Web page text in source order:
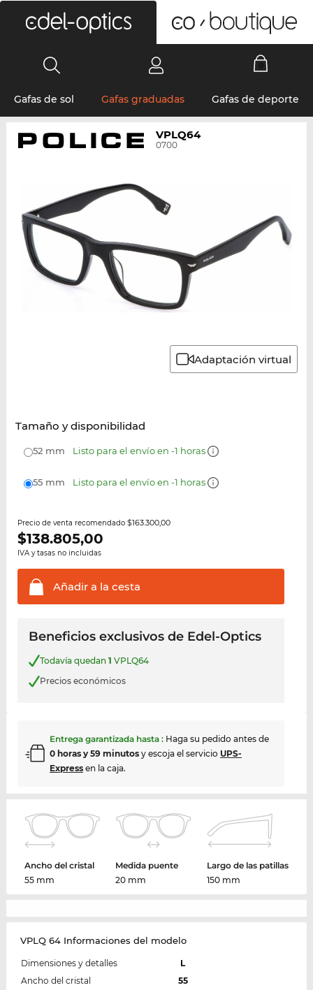
Gafas de sol Gafas graduadas Gafas de deporte
VPLQ64
0700
Adaptación virtual
Tamaño y disponibilidad
52 mm Listo para el envío en -1 horas
55 mm Listo para el envío en -1 horas
Precio de venta recomendado $163.300,00
$138.805,00
IVA y tasas no incluidas
Añadir a la cesta
Beneficios exclusivos de Edel-Optics
Todavía quedan 1 VPLQ64
Precios económicos
Entrega garantizada hasta : Haga su pedido antes de
0 horas y 59 minutosy escoja el servicio UPS-
Expressen la caja.
Ancho del cristal
55 mm
Medida puente
20 mm
Largo de las patillas
150 mm
VPLQ 64 Informaciones del modelo
Dimensiones y detalles
L
Ancho del cristal
55